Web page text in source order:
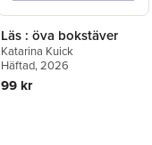
Läs : öva bokstäver
Katarina Kuick
Häftad, 2026
99 kr